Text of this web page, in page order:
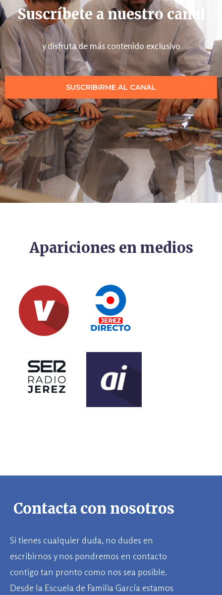
Suscríbete a nuestro canal
y disfruta de más contenido exclusivo
SUSCRIBIRME AL CANAL
Apariciones en medios
Contacta con nosotros
Si tienes cualquier duda, no dudes en
escribirnos y nos pondremos en contacto
contigo tan pronto como nos sea posible.
Desde la Escuela de Familia García estamos